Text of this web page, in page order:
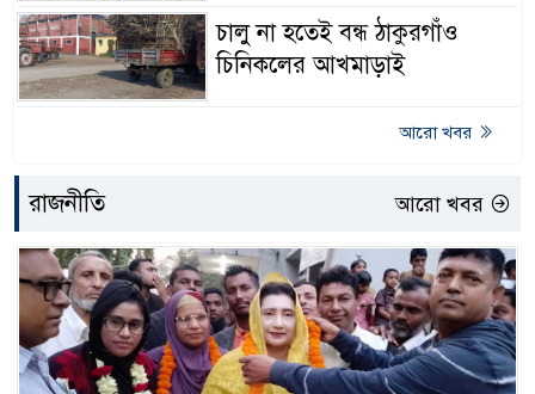
বোয়ালমারীতে প্রতারণার ফাঁদে
৪৫
মোটরসাইকেল চালক নিহত
৪৬
বোয়ালমারীতে নির্বাচন থেকে সরে
দাঁড়ালেন চেয়ারম্যান প্রার্থী মিলন
মৃধা
৪৭
চালু না হতেই বন্ধ ঠাকুরগাঁও
চিনিকলের আখমাড়াই
আরো খবর
রাজনীতি আরো খবর